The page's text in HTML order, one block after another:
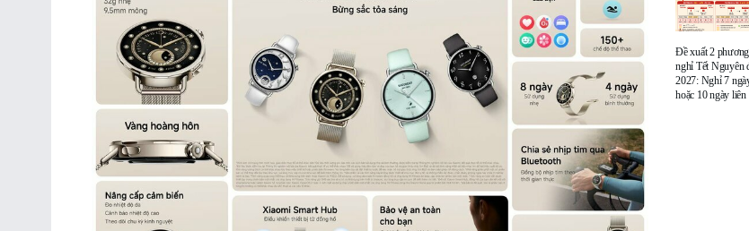
Đề xuất 2
nghỉ Tết Nguyên
2027: Nghỉ 7
hoặc 10 ngày liên